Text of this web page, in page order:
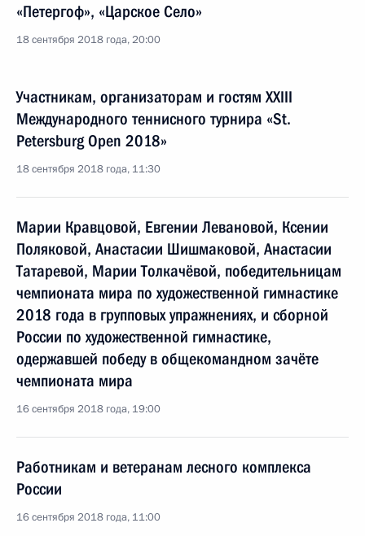
«Петергоф», «Царское Село»
18 сентября 2018 года, 20:00
Участникам, организаторам и гостям XXIII
Международного теннисного турнира «St.
Petersburg Open 2018»
18 сентября 2018 года, 11:30
Марии Кравцовой, Евгении Левановой, Ксении
Поляковой, Анастасии Шишмаковой, Анастасии
Татаревой, Марии Толкачёвой, победительницам
чемпионата мира по художественной гимнастике
2018 года в групповых упражнениях, и сборной
России по художественной гимнастике,
одержавшей победу в общекомандном зачёте
чемпионата мира
16 сентября 2018 года, 19:00
Работникам и ветеранам лесного комплекса
России
16 сентября 2018 года, 11:00